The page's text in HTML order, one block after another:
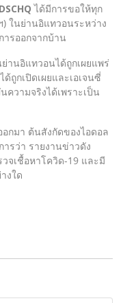
ได้มีการขอให้ทุก
) ในย่านอิแทวอนระหว่าง
ารออกจากบ้าน
อิแทวอนได้ถูกเผยแพร่
ถูกเปิดเผยและเอเจนซี่
ความจริงได้เพราะเป็น
า ต้นสังกัดของไอดอล
รว่า รายงานข่าวดัง
จเชื้อหาโควิด-19 และมี
งใด